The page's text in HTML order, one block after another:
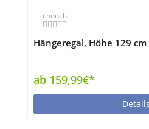
cnouch
Hängeregal, Höhe 129 cm
ab 159,99€*
Details